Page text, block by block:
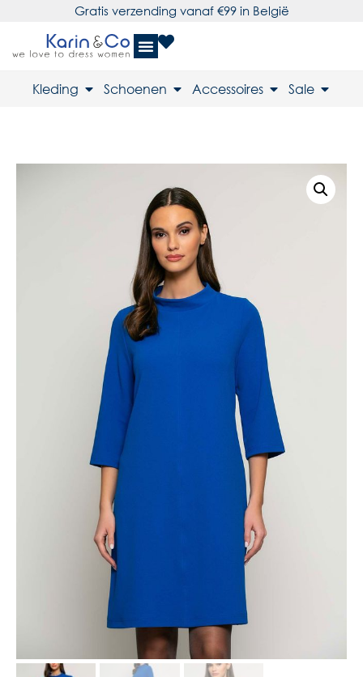
Gratis verzending vanaf €99 in België
Kleding Schoenen Accessoires Sale